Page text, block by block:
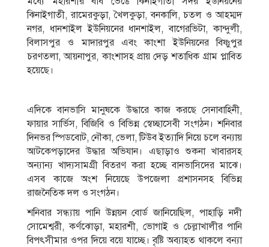
ঝিনাইগাতী, রামেরকুড়া, খৈলকুড়া, বনকালি, চতল ও আহম্মদ
নগর, ধানশাইল ইউনিয়নের ধানশাইল, বাগেরভিটা, কান্দুলী,
বিলাসপুর ও মাদারপুর এবং কাংশা ইউনিয়নের বিষ্ণুপুর
চরণতলা, আয়নাপুর, কাংশাসহ প্রায় দেড় শতাধিক গ্রাম প্লাবিত
হয়েছে।
এদিকে বানভাসি মানুষকে উদ্ধারে কাজ করছে সেনাবাহিনী,
ফায়ার সার্ভিস, বিজিবি ও বিভিন্ন স্বেচ্ছাসেবী সংগঠন। শনিবার
দিনভর স্পিডবোট, নৌকা, ভেলা, টিউব ইত্যাদি নিয়ে চলে বন্যায়
আটকেপড়াদের উদ্ধার অভিযান। এছাড়াও শুকনা খাবারসহ
অন্যান্য খাদ্যসামগ্রী বিতরণ করা হচ্ছে বানভাসিদের মাঝে।
এসব কাজে অংশ নিয়েছে উপজেলা প্রশাসনসহ বিভিন্ন
রাজনৈতিক দল ও সংগঠন।
শনিবার সন্ধ্যায় পানি উন্নয়ন বোর্ড জানিয়েছিল, পাহাড়ি নদী
সোমেশ্বরী, কর্ণঝোড়া, মহারশী, ভোগাই ও চেল্লাখালীর পানি
বিপৎসীমার ওপর দিয়ে বয়ে যাচ্ছে। বৃষ্টি অব্যাহত থাকলে বন্যা